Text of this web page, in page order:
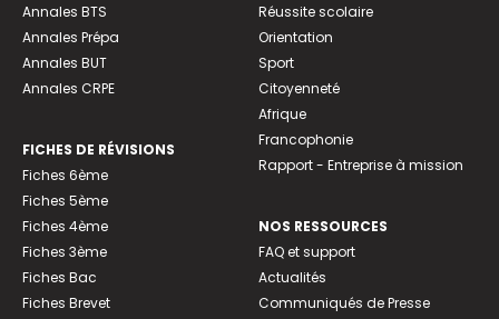
Annales BTS
Annales Prépa
Annales BUT
Annales CRPE
FICHES DE RÉVISIONS
Fiches 6ème
Fiches 5ème
Fiches 4ème
Fiches 3ème
Fiches Bac
Fiches Brevet
Réussite scolaire
Orientation
Sport
Citoyenneté
Afrique
Francophonie
Rapport - Entreprise à mission
NOS RESSOURCES
FAQ et support
Actualités
Communiqués de Presse